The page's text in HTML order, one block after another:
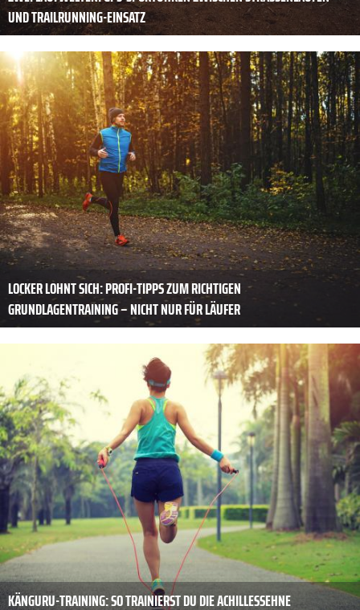
ND TRAILRUNNING-EINSATZ
LOCKER LOHNT SICH: PROFI-TIPPS ZUM RICHTIGEN
GRUNDLAGENTRAINING – NICHT NUR FÜR LÄUFER
KÄNGURU-TRAINING: SO TRAINIERST DU DIE ACHILLESSEHNE